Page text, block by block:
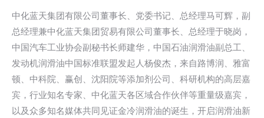
中化蓝天集团有限公司董事长、党委书记、总经理马可辉，副
总经理兼中化蓝天集团贸易有限公司董事长、总经理于晓岗，
中国汽车工业协会副秘书长师建华，中国石油润滑油副总工、
发动机润滑油中国标准联盟发起人杨俊杰，来自路博润、雅富
顿、中科院、赢创、沈阳院等添加剂公司、科研机构的高层嘉
宾，行业知名专家、中化蓝天各区域合作伙伴等重量级嘉宾，
以及众多知名媒体共同见证金冷润滑油的诞生，开启润滑油新